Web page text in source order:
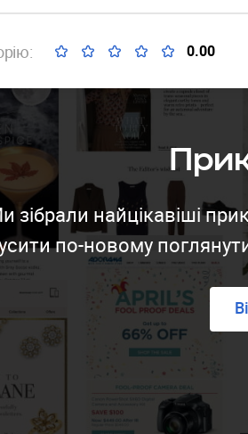
0.00
зібрали найцікавіші
по-новому